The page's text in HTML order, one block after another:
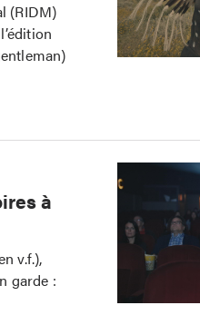
(RIDM)
à
v.f.),
garde :